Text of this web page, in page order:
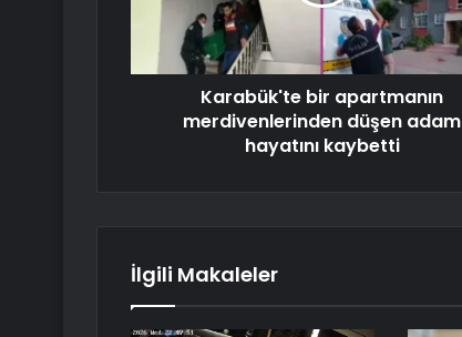
Karabük'te bir apartmanın
merdivenlerinden düşen adam
hayatını kaybetti
İlgili Makaleler